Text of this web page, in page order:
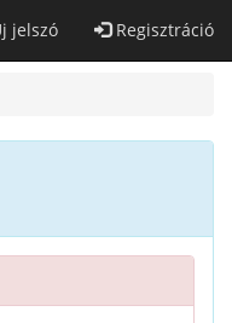
jelszó Regisztráció